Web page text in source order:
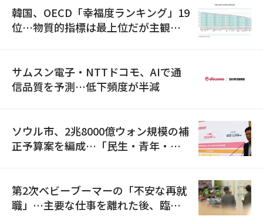
韓国、OECD「幸福度ランキング」19
位…物質的指標は最上位だが主観的
サムスン電子・NTTドコモ、AIで通
信品質を予測…低下頻度が半減
ソウル市、2兆8000億ウォン規模の補
正予算案を編成…「民生・青年・安
第2次ベビーブーマーの「不安な再就
職」…主要な仕事を離れた後、臨時